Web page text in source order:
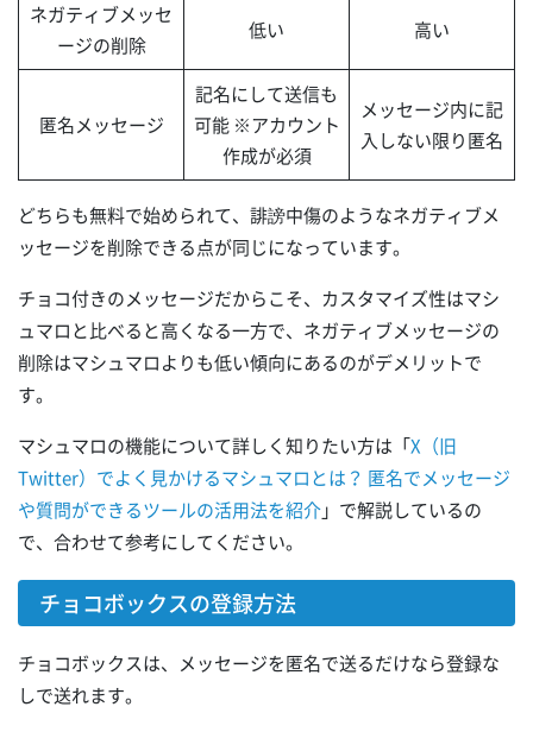
ネガティブメッセ
ージの削除
低い 高い
匿名メッセージ
記名にして送信も
可能 ※アカウント
作成が必須
メッセージ内に記
入しない限り匿名
どちらも無料で始められて、誹謗中傷のようなネガティブメ
ッセージを削除できる点が同じになっています。
チョコ付きのメッセージだからこそ、カスタマイズ性はマシ
ュマロと比べると高くなる一方で、ネガティブメッセージの
削除はマシュマロよりも低い傾向にあるのがデメリットで
す。
マシュマロの機能について詳しく知りたい方は「X（旧
Twitter）でよく見かけるマシュマロとは？ 匿名でメッセージ
や質問ができるツールの活用法を紹介」で解説しているの
で、合わせて参考にしてください。
チョコボックスの登録方法
チョコボックスは、メッセージを匿名で送るだけなら登録な
しで送れます。